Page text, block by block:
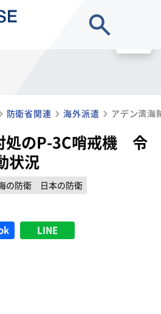
防衛省関連 海外派遣
処のP-3C哨戒機 令
状況
の防衛
日本の防衛
LINE